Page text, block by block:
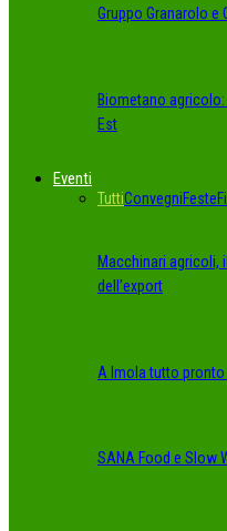
Gruppo Granarolo e
Biometano
Est
Eventi
TuttiConvegniFeste
Macchinari agricoli,
dell’export
A Imola tutto pronto
SANA Food e Slow